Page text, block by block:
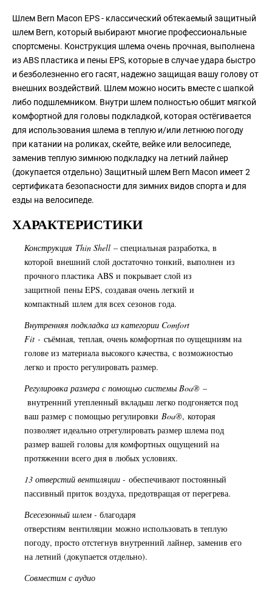
Шлем Bern Macon EPS - классический обтекаемый защитный
шлем Bern, который выбирают многие профессиональные
спортсмены. Конструкция шлема очень прочная, выполнена
из ABS пластика и пены EPS, которые в случае удара быстро
и безболезненно его гасят, надежно защищая вашу голову от
внешних воздействий. Шлем можно носить вместе с шапкой
либо подшлемником. Внутри шлем полностью обшит мягкой
комфортной для головы подкладкой, которая остёгивается
для использования шлема в теплую и/или летнюю погоду
при катании на роликах, скейте, вейке или велосипеде,
заменив теплую зимнюю подкладку на летний лайнер
(докупается отдельно) Защитный шлем Bern Macon имеет 2
сертификата безопасности для зимних видов спорта и для
езды на велосипеде.
ХАРАКТЕРИСТИКИ
Конструкция Thin Shell – специальная разработка, в
которой внешний слой достаточно тонкий, выполнен из
прочного пластикаABS и покрывает слой из
защитной пены EPS, создавая очень легкий и
компактный шлем для всех сезонов года.
Внутренняя подкладка из категории Comfort
Fit -съёмная, теплая, очень комфортная по оущещниям на
голове из материала высокого качества, с возможностью
легко и просто регулировать размер.
Регулировка размера с помощью системы Boa® –
внутренний утепленный вкладыш легко подгоняется под
ваш размер с помощью регулировкиBoa®, которая
позволяет идеально отрегулировать размер шлема под
размер вашей головы для комфортных ощущений на
протяжении всего дня в любых условиях.
13 отверстий вентиляции -обеспечивают постоянный
пассивный приток воздуха, предотвращая от перегрева.
Всесезонный шлем -благодаря
отверстиям вентиляции можно использовать в теплую
погоду, просто отстегнув внутренний лайнер, заменив его
на летний (докупается отдельно).
Совместим с аудио